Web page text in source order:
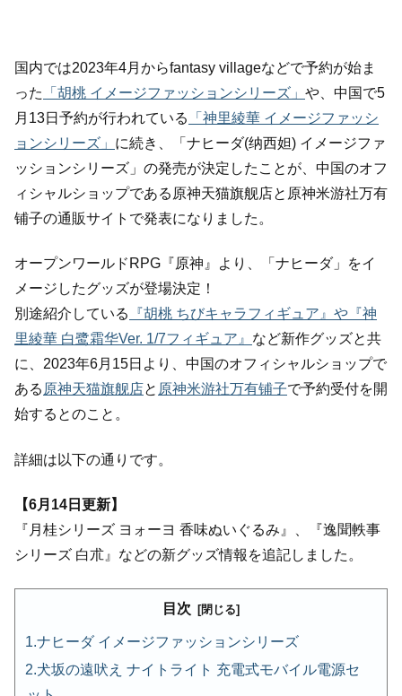
国内では2023年4月からfantasy villageなどで予約が始ま
った
「胡桃 イメージファッションシリーズ」 や、中国で5
月13日予約が行われている
「神里綾華 イメージファッシ
ョンシリーズ」 に続き、「ナヒーダ(纳西妲) イメージファ
ッションシリーズ」の発売が決定したことが、中国のオフ
ィシャルショップである原神天猫旗舰店と原神米游社万有
铺子の通販サイトで発表になりました。
オープンワールドRPG『原神』より、「ナヒーダ」をイ
メージしたグッズが登場決定！
別途紹介している
『胡桃 ちびキャラフィギュア』や『神
里綾華 白鹭霜华Ver. 1/7フィギュア』 など新作グッズと共
に、2023年6月15日より、中国のオフィシャルショップで
ある 原神天猫旗舰店と 原神米游社万有铺子で予約受付を開
始するとのこと。
詳細は以下の通りです。
【6月14日更新】
『月桂シリーズ ヨォーヨ 香味ぬいぐるみ』、『逸聞軼事
シリーズ 白朮』などの新グッズ情報を追記しました。
目次
ナヒーダ イメージファッションシリーズ
犬坂の遠吠え ナイトライト 充電式モバイル電源セ